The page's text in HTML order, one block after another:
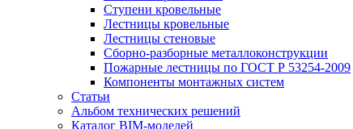
Ступени кровельные
Лестницы кровельные
Лестницы стеновые
Сборно-разборные металлоконструкции
Пожарные лестницы по ГОСТ Р 53254-2009
Компоненты монтажных систем
Статьи
Альбом технических решений
Каталог BIM-моделей